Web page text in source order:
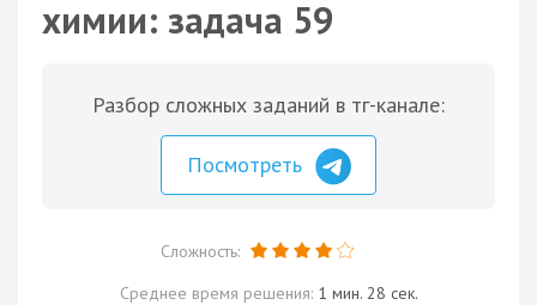
химии: задача 59
Разбор сложных заданий в тг-канале:
Посмотреть
Сложность:
Среднее время решения: 1 мин. 28 сек.